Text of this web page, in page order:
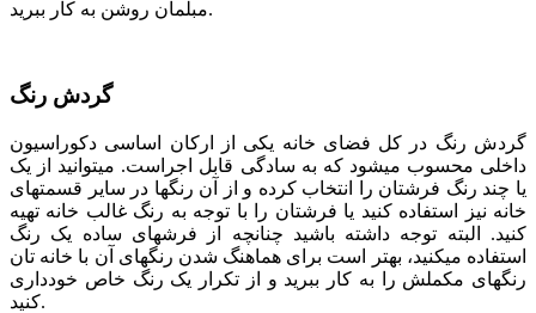
مبلمان روشن به کار ببرید.
گردش رنگ
گردش رنگ در کل فضای خانه یکی از ارکان اساسی دکوراسیون
داخلی محسوب می­شود که به سادگی قابل اجراست. می­توانید از یک
یا چند رنگ فرش­تان را انتخاب کرده و از آن رنگ­ها در سایر قسمت­های
خانه نیز استفاده کنید یا فرشتان را با توجه به رنگ غالب خانه تهیه
کنید. البته توجه داشته باشید چنانچه از فرش­های ساده یک رنگ
استفاده می­کنید، بهتر است برای هماهنگ شدن رنگ­های آن با خانه­ تان
رنگ­های مکملش را به کار ببرید و از تکرار یک رنگ خاص خودداری
کنید.